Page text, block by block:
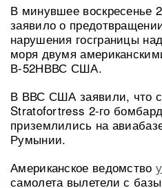
В минувшее
заявило о
нарушения госграницы
моря двумя
В-52НВВС США.
В ВВС США заявили, что
Stratofortress 2-го
приземлились на
Румынии.
Американское ведомство
самолета вылетели с